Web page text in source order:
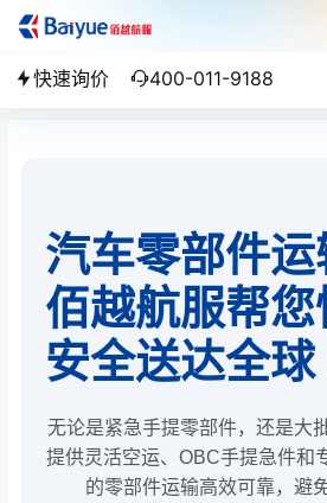
快速询价 400-011-9188
汽车零部件运
佰越航服帮您
安全送达全球
无论是紧急手提零部件，还是大
提供灵活空运、OBC手提急件和
的零部件运输高效可靠，避